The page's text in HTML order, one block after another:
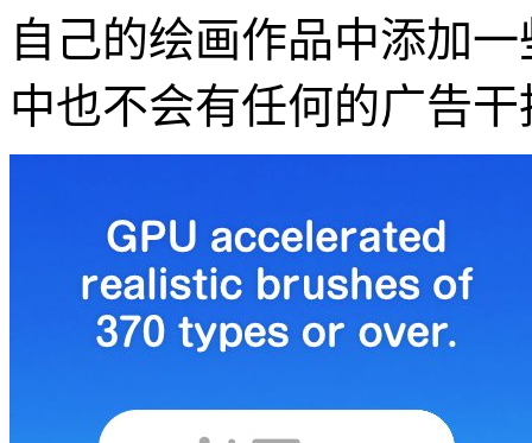
自己的绘画作品中添加
中也不会有任何的广告干